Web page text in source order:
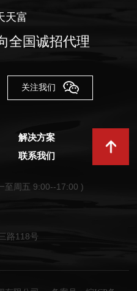
天富
全国诚招代理
关注我们
解决方案
联系我们
至周五 9:00--17:00 )
路118号